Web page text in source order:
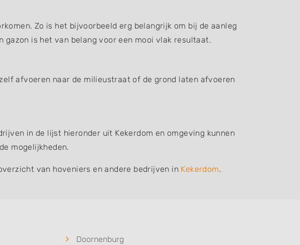
Zo is het bijvoorbeeld erg belangrijk om bij de aanleg
gazon is het van belang voor een mooi vlak resultaat.
afvoeren naar de milieustraat of de grond laten afvoeren
in de lijst hieronder uit Kekerdom en omgeving kunnen
mogelijkheden.
van hoveniers en andere bedrijven in Kekerdom.
Doornenburg